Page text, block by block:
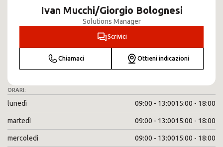
Ivan Mucchi/Giorgio Bolognesi
Solutions Manager
Scrivici
Chiamaci Ottieni indicazioni
ORARI:
lunedì 09:00 - 13:0015:00 - 18:00
martedì 09:00 - 13:0015:00 - 18:00
mercoledì 09:00 - 13:0015:00 - 18:00